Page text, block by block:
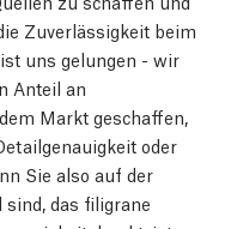
Zuverlässigkeit beim
uns gelungen - wir
Anteil an
Markt geschaffen,
oder
Sie also auf der
das filigrane